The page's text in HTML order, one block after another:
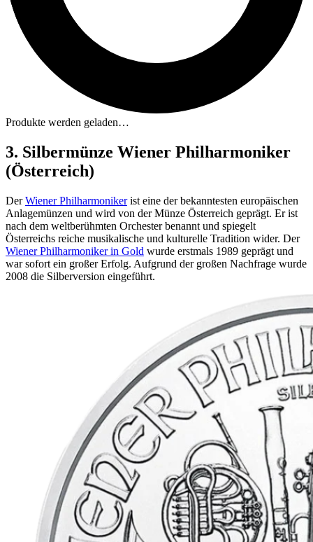
Produkte werden geladen…
3. Silbermünze Wiener Philharmoniker
(Österreich)
DerWiener Philharmonikerist eine der bekanntesten europäischen
Anlagemünzen und wird von der Münze Österreich geprägt. Er ist
nach dem weltberühmten Orchester benannt und spiegelt
Österreichs reiche musikalische und kulturelle Tradition wider. Der
Wiener Philharmoniker in Gold wurde erstmals 1989 geprägt und
war sofort ein großer Erfolg. Aufgrund der großen Nachfrage wurde
2008 die Silberversion eingeführt.